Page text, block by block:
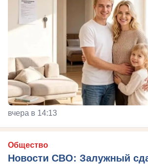
вчера в 14:13
Общество
Новости СВО: Залужный